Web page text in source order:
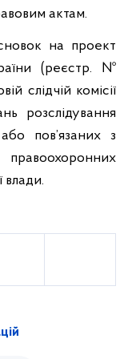
актам.
на проект
(реєстр. №
слідчій комісії
розслідування
пов’язаних з
влади.